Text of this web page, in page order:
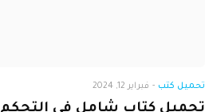
تحميل كتب - فبراير 12, 2024